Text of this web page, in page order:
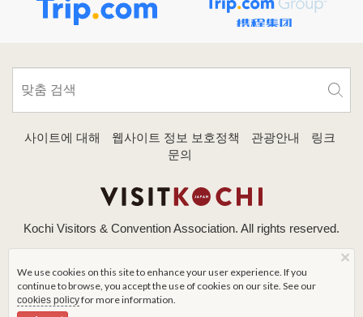
사이트에 대해 웹사이트 정보 보호정책 관광안내
링크
문의
Kochi Visitors & Convention Association. All rights reserved.
×
We use cookies on this site to enhance your user experience. If you
continue to browse, you accept the use of cookies on our site. See our
cookies policyfor more information.